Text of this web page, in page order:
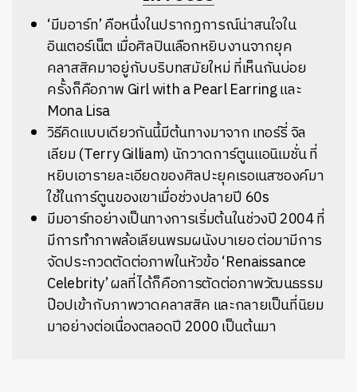
‘มีมอาร์ท’ คือหนึ่งในปรากฏการณ์น่าสนใจใน
อินเตอร์เน็ต เมื่อศิลปินเลือกหยิบงานจากยุค
คลาสสิคมาอยู่กับบริบทสมัยใหม่ ที่เห็นกันบ่อย
ครั้งก็คือภาพ Girl with a Pearl Earringและ
Mona Lisa
วิธีคิดแบบเดียวกันนี้มีต้นทางมาจาก เทอร์รี่ จิล
เลียม (Terry Gilliam) นักวาดการ์ตูนแอนิเมชั่น ที่
หยิบเอารายละเอียดของศิลปะยุคเรอเนสซองค์มา
ใช้ในการ์ตูนของเขาเมื่อช่วงปลายปี 60s
มีมอาร์ทอย่างเป็นทางการเริ่มต้นในช่วงปี 2004 ที่
มีการทำภาพล้อเลียนพรมผนังบาเยอ ต่อมามีการ
จัดประกวดตัดต่อภาพในหัวข้อ ‘Renaissance
Celebrity’ ผลที่ได้ก็คือการตัดต่อภาพวัฒนธรรม
ป๊อปเข้ากับภาพวาดคลาสสิค และกลายเป็นที่นิยม
มาอย่างต่อเนื่องตลอดปี 2000 เป็นต้นมา